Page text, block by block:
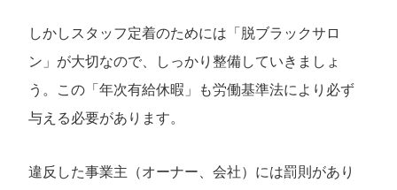
しかしスタッフ定着のためには「脱ブラックサロ
ン」が大切なので、しっかり整備していきましょ
う。この「年次有給休暇」も労働基準法により必ず
与える必要があります。
違反した事業主（オーナー、会社）には罰則があり